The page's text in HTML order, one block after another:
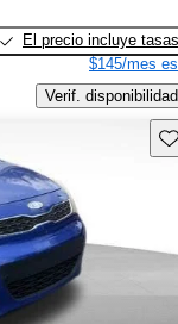
El precio incluye tasas
$145/mes
Verif. disponibilidad